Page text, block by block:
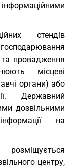
стендів
провадження
місцеві
органи) або
Державний
дозвільними
на
центру,